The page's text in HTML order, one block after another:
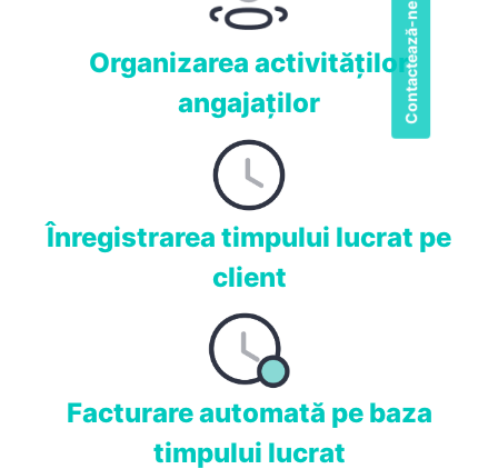
Organizarea activităţilor
angajaţilor
Înregistrarea timpului lucrat pe
client
Facturare automată pe baza
timpului lucrat
Contactează-ne